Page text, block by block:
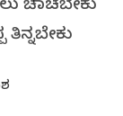
ಚಾಚಬೇಕು